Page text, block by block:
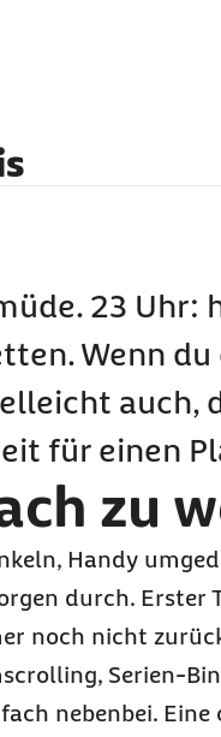
Nacht
zu
23 Uhr:
Wenn
auch,
für einen
zu
Handy
durch. Erster
noch nicht
, Serien-
nebenbei. Eine